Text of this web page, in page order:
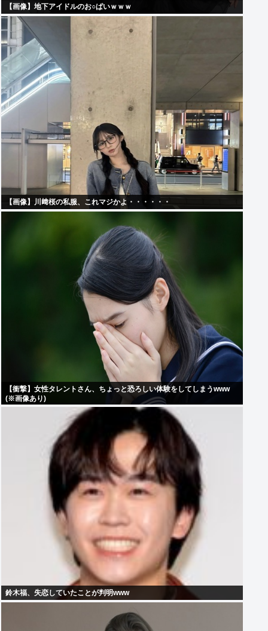
【画像】地下アイドルのお○ぱいｗｗｗ
【画像】川﨑桜の私服、これマジかよ・・・・・・
【衝撃】女性タレントさん、ちょっと恐ろしい体験をしてしまうwww
(※画像あり)
鈴木福、失恋していたことが判明www